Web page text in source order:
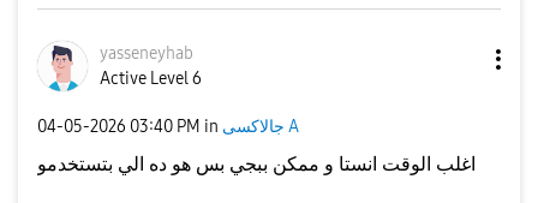
yasseneyhab
Active Level 6
‎04-05-2026 03:40 PM in جالاكسى A
اغلب الوقت انستا و ممكن ببجي بس هو ده الي بتستخدمو